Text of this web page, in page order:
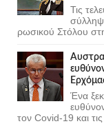
Τις
ρωσικού Στόλου
Ένα
τον Covid-19 και